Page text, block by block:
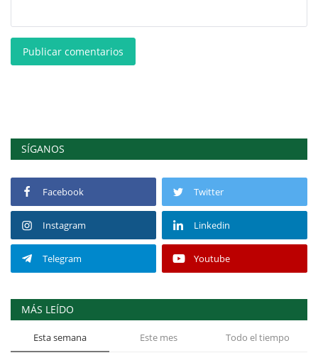
Publicar comentarios
SÍGANOS
Facebook Twitter
Instagram Linkedin
Telegram Youtube
MÁS LEÍDO
Esta semana Este mes Todo el tiempo